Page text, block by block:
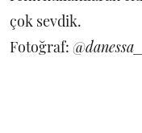
çok sevdik.
Fotoğraf: @